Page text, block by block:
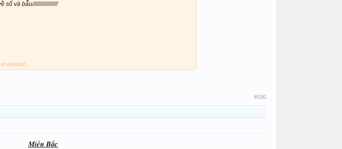
số và bẫu/////////////////
expand...
#150
Miền Bắc